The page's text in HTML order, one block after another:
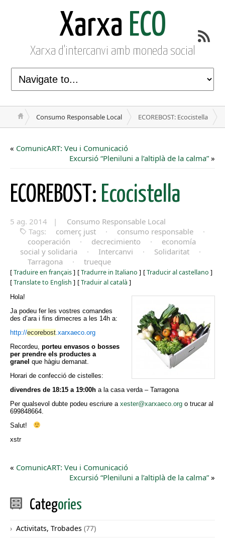
Xarxa ECO
Xarxa d'intercanvi amb moneda social
Consumo Responsable Local ECOREBOST: Ecocistella
« ComunicART: Veu i Comunicació
Excursió “Pleniluni a l’altiplà de la calma” »
ECOREBOST: Ecocistella
5 ag. 2014 |
Consumo Responsable Local
Tags:
comerç just · consumo responsable
·
cooperación
· decrecimiento ·
economía
social y solidaria
· Intercanvi · Solidaritat
·
Tarragona
· trueque
[Traduire en français] [Tradurre in Italiano ] [Traducir al castellano ]
[Translate to English ] [Traduir al català ]
Hola!
Ja podeu fer les vostres comandes
des d’ara i fins dimecres a les 14h a:
http://ecorebost.xarxaeco.org
Recordeu, porteu envasos o bosses
per prendre els productes a
granel que hàgiu demanat.
Horari de confecció de cistelles:
divendres de 18:15 a 19:00h a la casa verda – Tarragona
Per qualsevol dubte podeu escriure a xester@xarxaeco.org o trucar al
699848664.
Salut!
xstr
« ComunicART: Veu i Comunicació
Excursió “Pleniluni a l’altiplà de la calma” »
Categories
Activitats, Trobades (77)